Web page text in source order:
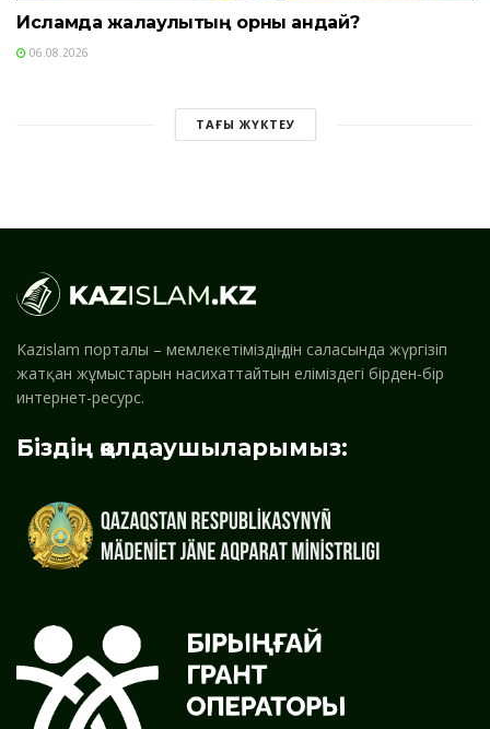
Исламда жалқаулықтың орны қандай?
06.08.2026
ТАҒЫ ЖҮКТЕУ
Kazislam порталы – мемлекетіміздің дін саласында жүргізіп
жатқан жұмыстарын насихаттайтын еліміздегі бірден-бір
интернет-ресурс.
Біздің қолдаушыларымыз: